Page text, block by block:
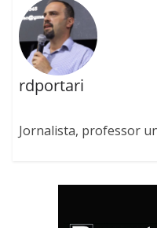
rdportari
Jornalista, professor